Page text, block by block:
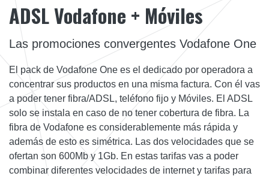
ADSL Vodafone + Móviles
Las promociones convergentes Vodafone One
El pack de Vodafone One es el dedicado por operadora a
concentrar sus productos en una misma factura. Con él vas
a poder tener fibra/ADSL, teléfono fijo y Móviles. El ADSL
solo se instala en caso de no tener cobertura de fibra. La
fibra de Vodafone es considerablemente más rápida y
además de esto es simétrica. Las dos velocidades que se
ofertan son 600Mb y 1Gb. En estas tarifas vas a poder
combinar diferentes velocidades de internet y tarifas para